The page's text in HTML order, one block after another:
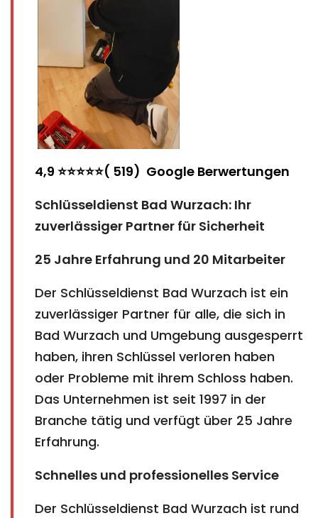
4,9 ⭐⭐⭐⭐⭐( 519) Google Berwertungen
Schlüsseldienst Bad Wurzach: Ihr
zuverlässiger Partner für Sicherheit
25 Jahre Erfahrung und 20 Mitarbeiter
Der Schlüsseldienst Bad Wurzach ist ein
zuverlässiger Partner für alle, die sich in
Bad Wurzach und Umgebung ausgesperrt
haben, ihren Schlüssel verloren haben
oder Probleme mit ihrem Schloss haben.
Das Unternehmen ist seit 1997 in der
Branche tätig und verfügt über 25 Jahre
Erfahrung.
Schnelles und professionelles Service
Der Schlüsseldienst Bad Wurzach ist rund